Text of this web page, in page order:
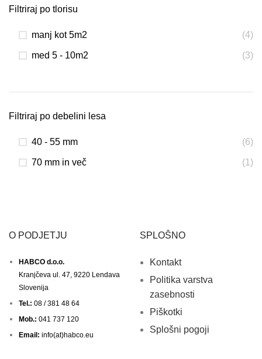
Filtriraj po tlorisu
manj kot 5m2 (4)
med 5 - 10m2 (3)
Filtriraj po debelini lesa
40 - 55 mm (6)
70 mm in več (1)
O PODJETJU
HABCO d.o.o.
Kranjčeva ul. 47, 9220 Lendava
Slovenija
Tel.: 08 / 381 48 64
Mob.: 041 737 120
Email: info(at)habco.eu
SPLOŠNO
Kontakt
Politika varstva
zasebnosti
Piškotki
Splošni pogoji